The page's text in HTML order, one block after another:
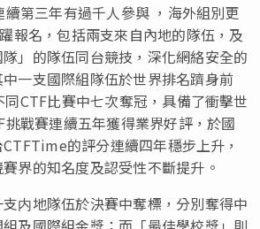
第三年有過千人參與 ，海外組別更
報名，包括兩支來自內地的隊伍，及
」的隊伍同台競技，深化網絡安全的
一支國際組隊伍於世界排名躋身前
CTF比賽中七次奪冠，具備了衝擊世
戰賽連續五年獲得業界好評，於國
的評分連續四年穩步上升，
界的知名度及認受性不斷提升。
内地隊伍於決賽中奪標，分別奪得中